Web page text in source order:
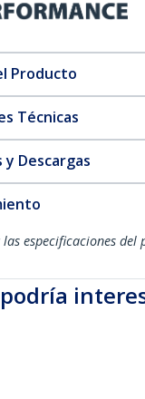
Producto
Técnicas
Descargas
especificaciones